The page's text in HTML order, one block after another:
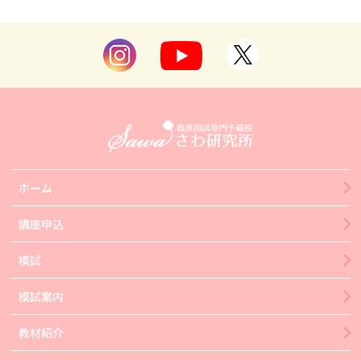
ホーム
講座申込
模試
模試案内
教材紹介